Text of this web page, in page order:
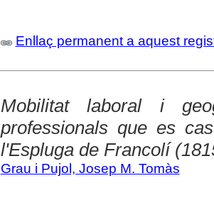
Enllaç permanent a aquest
Mobilitat laboral i
professionals que es
l'Espluga de Francolí
Grau i Pujol, Josep M. Tomàs